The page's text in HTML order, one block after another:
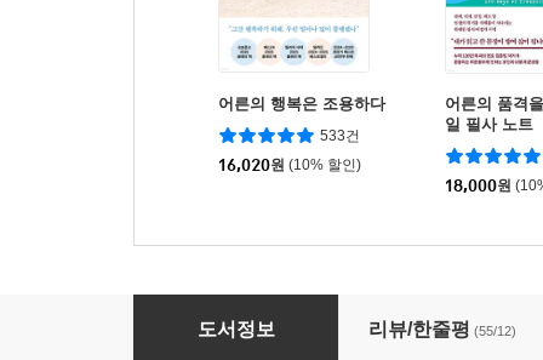
어른의 행복은 조용하다
533건
16,020원 (10% 할인)
어른의 품격
일 필사 노트
18,000원
민주쌤의 육아 코칭 백과
도서정보 리뷰/한줄평 (55/12)